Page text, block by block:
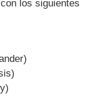
los siguientes